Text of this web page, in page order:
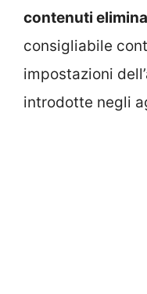
contenuti
consigliabile
impostazioni
introdotte negli